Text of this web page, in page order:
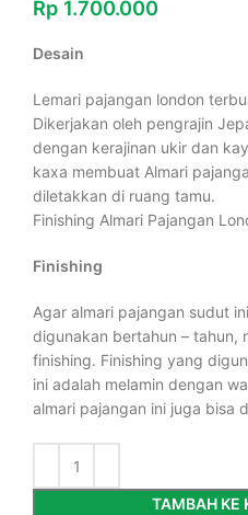
Rp 1.700.000
Desain
Lemari pajangan london
Dikerjakan oleh pengrajin
dengan kerajinan ukir dan
kaxa membuat Almari
diletakkan di ruang tamu.
Finishing Almari Pajangan
Finishing
Agar almari pajangan sudut
digunakan bertahun – tahun,
finishing. Finishing yang
ini adalah melamin dengan
almari pajangan ini juga bisa
TAMBAH KE